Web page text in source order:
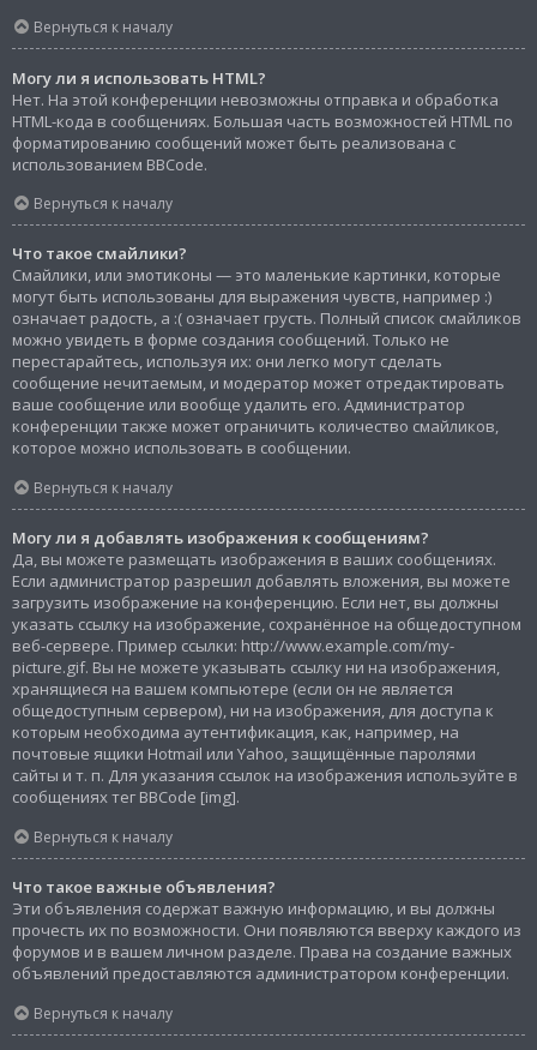
Вернуться к началу
Могу ли я использовать HTML?
Нет. На этой конференции невозможны отправка и обработка
HTML-кода в сообщениях. Большая часть возможностей HTML по
форматированию сообщений может быть реализована с
использованием BBCode.
Вернуться к началу
Что такое смайлики?
Смайлики, или эмотиконы — это маленькие картинки, которые
могут быть использованы для выражения чувств, например :)
означает радость, а :( означает грусть. Полный список смайликов
можно увидеть в форме создания сообщений. Только не
перестарайтесь, используя их: они легко могут сделать
сообщение нечитаемым, и модератор может отредактировать
ваше сообщение или вообще удалить его. Администратор
конференции также может ограничить количество смайликов,
которое можно использовать в сообщении.
Вернуться к началу
Могу ли я добавлять изображения к сообщениям?
Да, вы можете размещать изображения в ваших сообщениях.
Если администратор разрешил добавлять вложения, вы можете
загрузить изображение на конференцию. Если нет, вы должны
указать ссылку на изображение, сохранённое на общедоступном
веб-сервере. Пример ссылки: http://www.example.com/my-
picture.gif. Вы не можете указывать ссылку ни на изображения,
хранящиеся на вашем компьютере (если он не является
общедоступным сервером), ни на изображения, для доступа к
которым необходима аутентификация, как, например, на
почтовые ящики Hotmail или Yahoo, защищённые паролями
сайты и т. п. Для указания ссылок на изображения используйте в
сообщениях тег BBCode [img].
Вернуться к началу
Что такое важные объявления?
Эти объявления содержат важную информацию, и вы должны
прочесть их по возможности. Они появляются вверху каждого из
форумов и в вашем личном разделе. Права на создание важных
объявлений предоставляются администратором конференции.
Вернуться к началу